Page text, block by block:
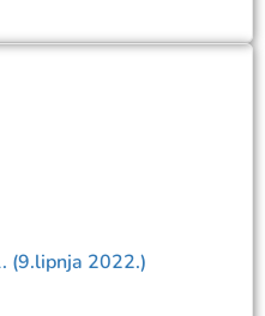
(9.lipnja 2022.)